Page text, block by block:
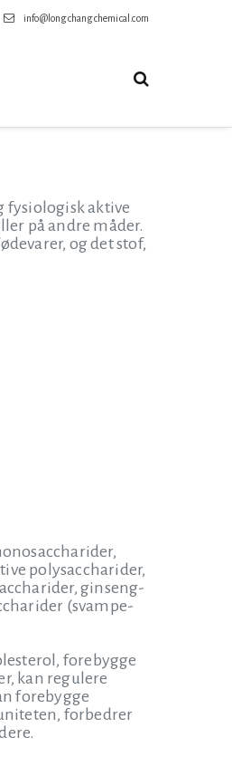
info@longchangchemical.com
fysiologisk aktive
på andre måder.
og det stof,
polysaccharider,
ginseng-
(svampe-
forebygge
kan regulere
forebygge
forbedrer